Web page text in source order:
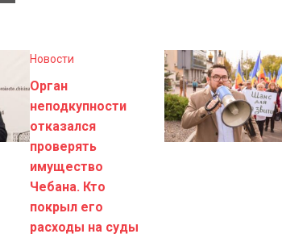
Новости
Орган
неподкупности
отказался
проверять
имущество
Чебана. Кто
покрыл его
расходы на суды